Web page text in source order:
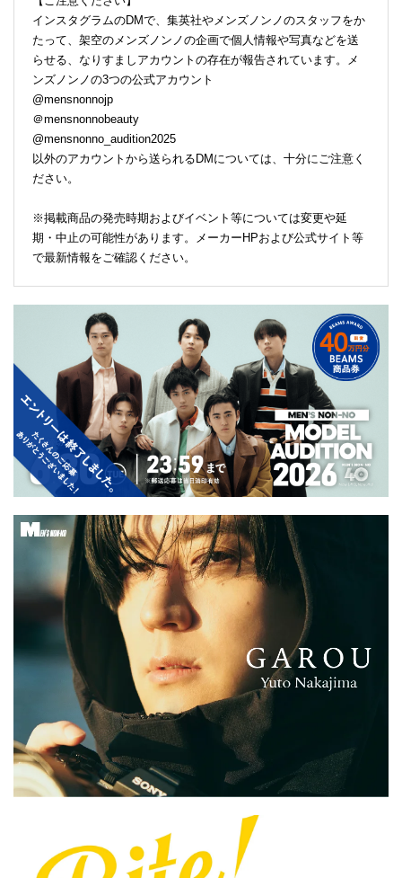
インスタグラムのDMで、集英社やメンズノンノのスタッフをか
たって、架空のメンズノンノの企画で個人情報や写真などを送
らせる、なりすましアカウントの存在が報告されています。メ
ンズノンノの3つの公式アカウント
@mensnonnojp
＠mensnonnobeauty
@mensnonno_audition2025
以外のアカウントから送られるDMについては、十分にご注意く
ださい。
※掲載商品の発売時期およびイベント等については変更や延
期・中止の可能性があります。メーカーHPおよび公式サイト等
で最新情報をご確認ください。